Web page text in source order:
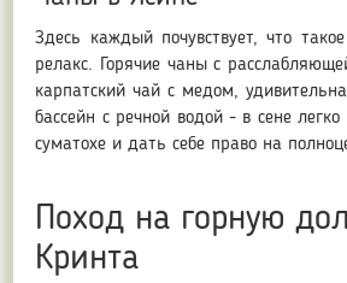
Здесь каждый почувствует, что
релакс. Горячие чаны с
карпатский чай с медом,
бассейн с речной водой - в сене
суматохе и дать себе право на
Поход на горную
Кринта